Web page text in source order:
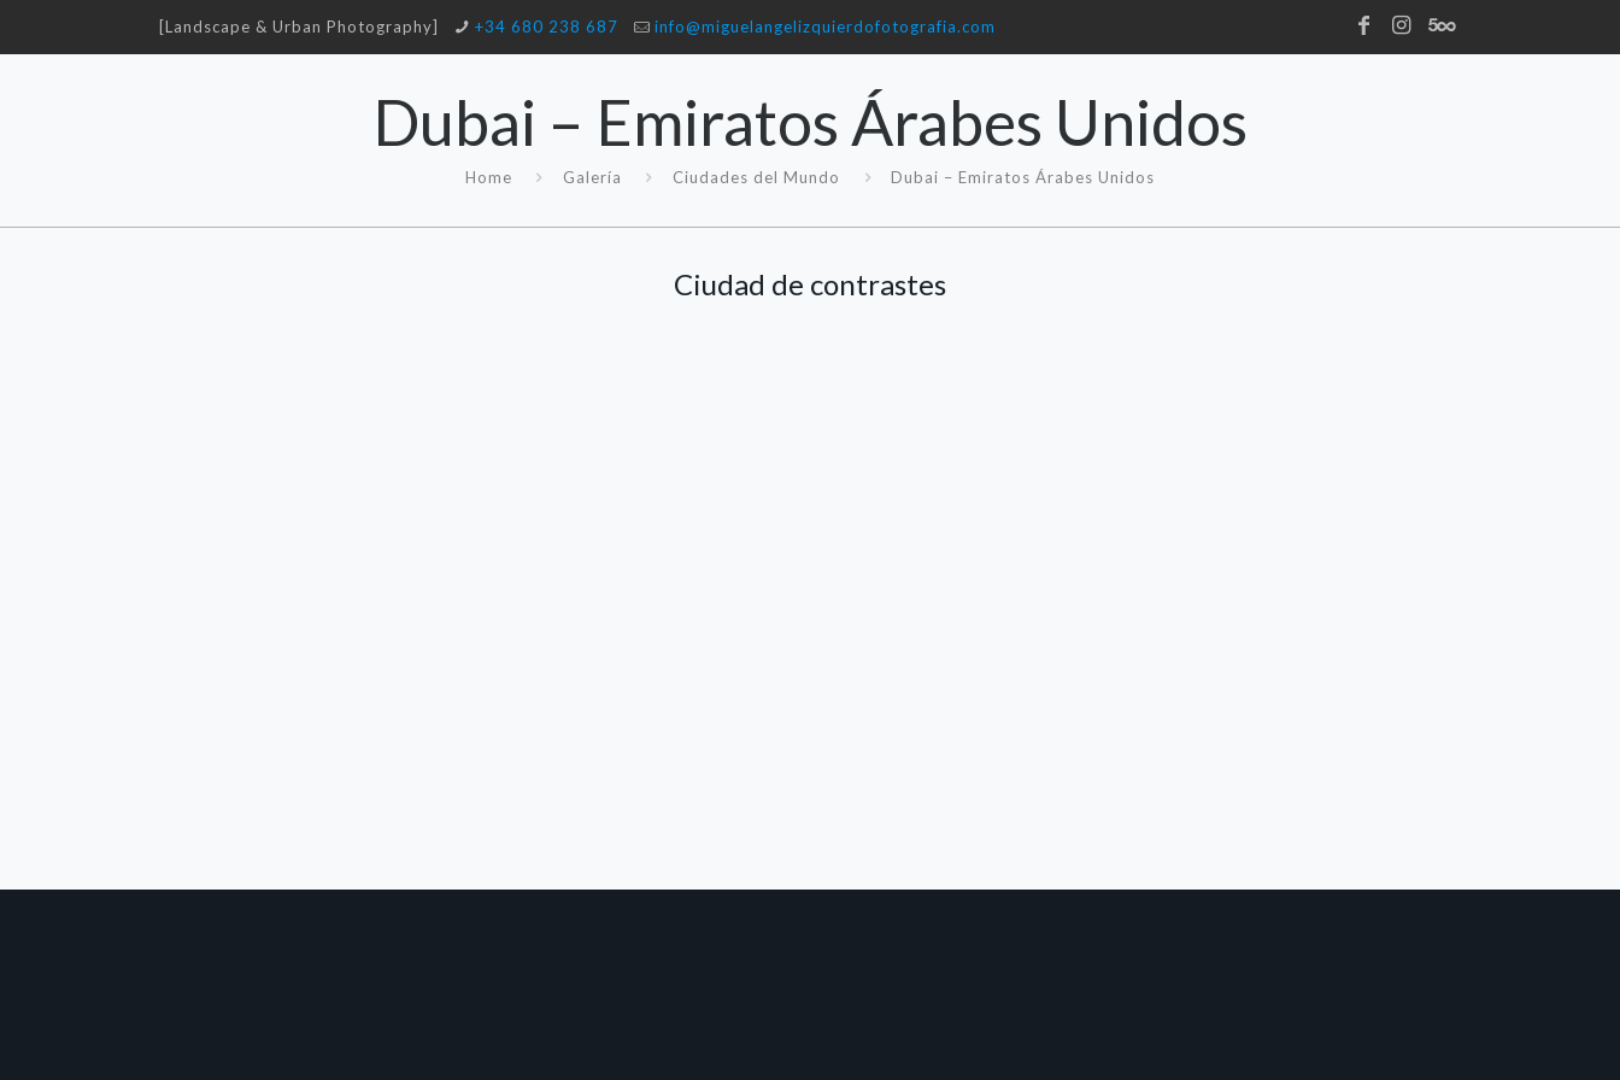
[Landscape & Urban Photography] +34 680 238 687 info@miguelangelizquierdofotografia.com
Dubai – Emiratos Árabes Unidos
Home Galería Ciudades del Mundo Dubai – Emiratos Árabes Unidos
Ciudad de contrastes